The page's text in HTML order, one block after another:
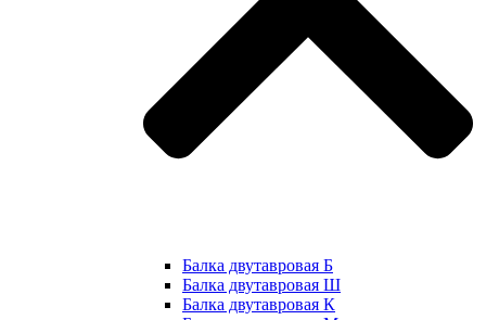
Балка двутавровая Б
Балка двутавровая Ш
Балка двутавровая К